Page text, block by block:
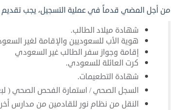
من أجل المضي قدماً في عملية التسجيل، يجب تقديم
شهادة ميلاد الطالب.
هوية الأب للسعوديين والإقامة لغير
إقامة وجواز سفر الطالب غير السعودي
كرت العائلة للسعودي.
شهادة التطعيمات.
السجل الصحي / استمارة الفحص الصحي (
النقل من نظام نور للقادمين من مدارس